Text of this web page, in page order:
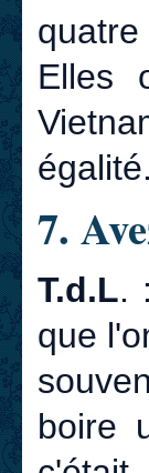
Elles
égalité.
7.
T.d.L.
que
boire